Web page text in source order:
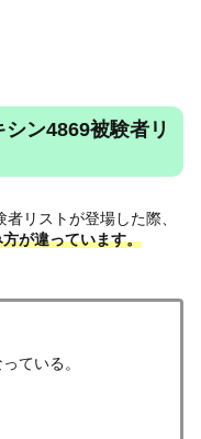
ン4869被験者リ
リストが登場した際、
が違っています。
ている。